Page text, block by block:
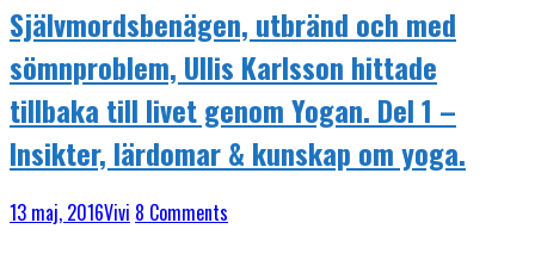
Självmordsbenägen, utbränd och med
sömnproblem, Ullis Karlsson hittade
tillbaka till livet genom Yogan. Del 1 –
Insikter, lärdomar & kunskap om yoga.
13 maj, 2016Vivi 8 Comments